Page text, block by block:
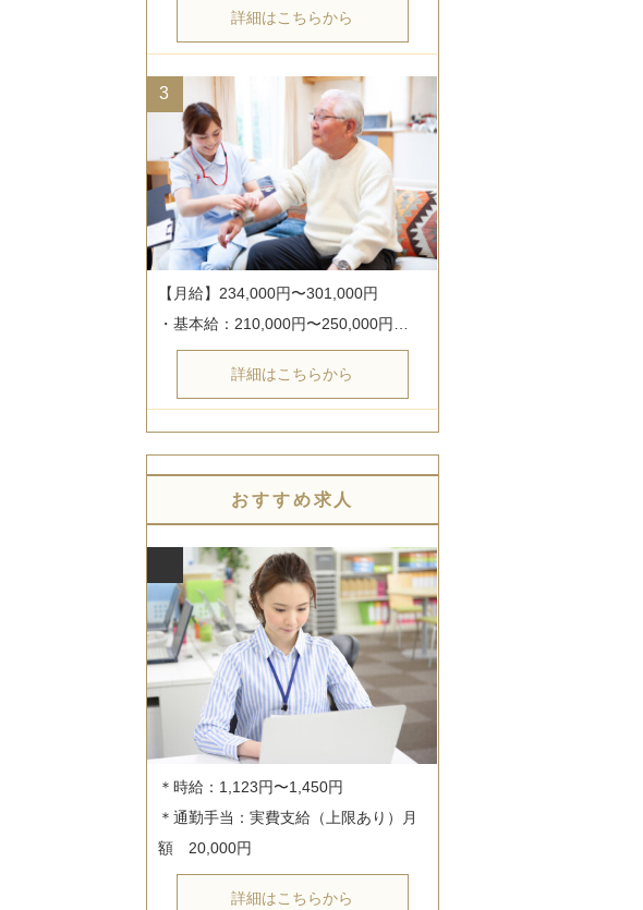
詳細はこちらから
3
【月給】234,000円〜301,000円
・基本給：210,000円〜250,000円…
詳細はこちらから
おすすめ求人
＊時給：1,123円〜1,450円
＊通勤手当：実費支給（上限あり）月
詳細はこちらから